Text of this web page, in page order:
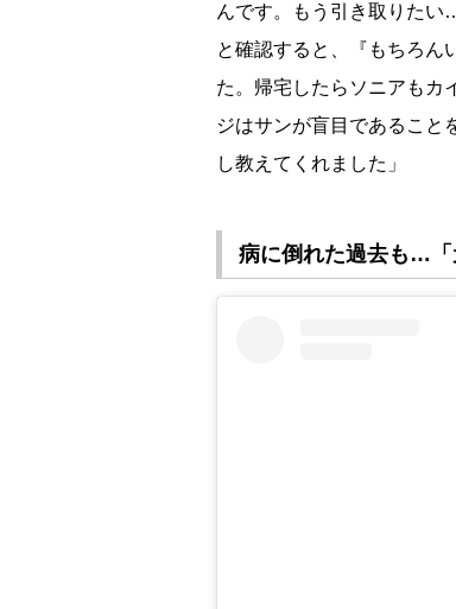
んです。もう引き取りたい
と確認すると、『もちろん
た。帰宅したらソニアもカ
ジはサンが盲目であること
し教えてくれました」
病に倒れた過去も…「